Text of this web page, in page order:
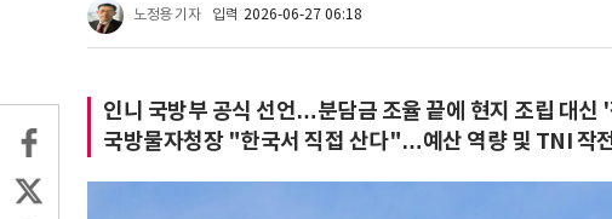
노정용 기자 입력 2026-06-27 06:18
인니 국방부 공식 선언…분담금 조율 끝에 현지 조립 대신
국방물자청장 "한국서 직접 산다"…예산 역량 및 TNI 작